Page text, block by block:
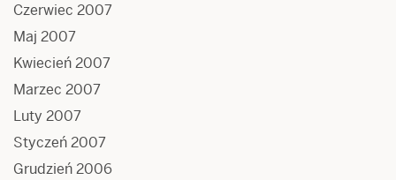
Czerwiec 2007
Maj 2007
Kwiecień 2007
Marzec 2007
Luty 2007
Styczeń 2007
Grudzień 2006